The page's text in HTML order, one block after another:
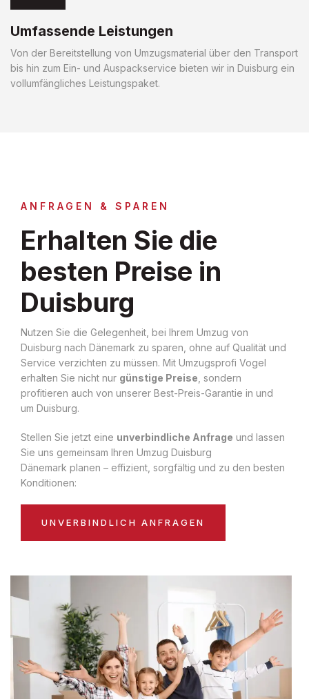
Umfassende Leistungen
Von der Bereitstellung von Umzugsmaterial über den Transport
bis hin zum Ein- und Auspackservice bieten wir in Duisburg ein
vollumfängliches Leistungspaket.
ANFRAGEN & SPAREN
Erhalten Sie die
besten Preise in
Duisburg
Nutzen Sie die Gelegenheit, bei Ihrem Umzug von
Duisburg nach Dänemark zu sparen, ohne auf Qualität und
Service verzichten zu müssen. Mit Umzugsprofi Vogel
erhalten Sie nicht nur günstige Preise , sondern
profitieren auch von unserer Best-Preis-Garantie in und
um Duisburg.
Stellen Sie jetzt eine unverbindliche Anfrage und lassen
Sie uns gemeinsam Ihren Umzug Duisburg
Dänemark planen – effizient, sorgfältig und zu den besten
Konditionen:
UNVERBINDLICH ANFRAGEN